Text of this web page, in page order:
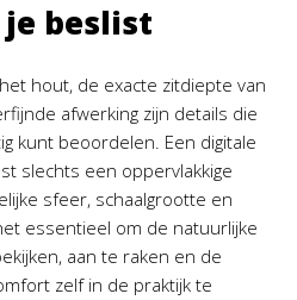
beslist
hout, de exacte zitdiepte van
afwerking zijn details die
kunt beoordelen. Een digitale
slechts een oppervlakkige
sfeer, schaalgrootte en
essentieel om de natuurlijke
aan te raken en de
zelf in de praktijk te